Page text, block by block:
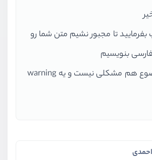
بفرمایید تا مجبور نشیم متن شما رو
بنویسیم
در مورد این موضوع هم مشکلی نیست و یه warning
احمدی